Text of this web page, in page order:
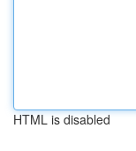
HTML is disabled